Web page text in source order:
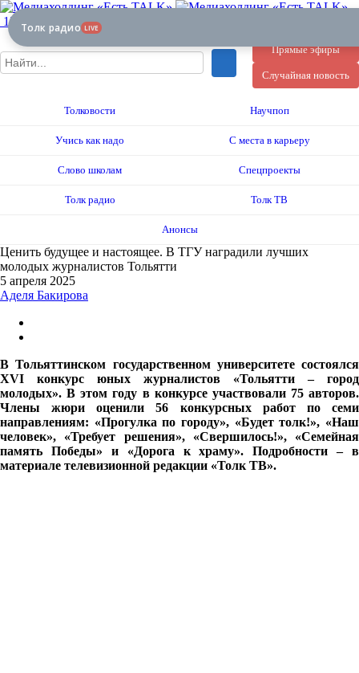
12+
Прямые эфиры
Случайная новость
Толковости Научпоп
Учись как надо С места в карьеру
Слово школам Спецпроекты
Толк радио Толк ТВ
Анонсы
Ценить будущее и настоящее. В ТГУ наградили лучших
молодых журналистов Тольятти
5 апреля 2025
Аделя Бакирова
В Тольяттинском государственном университете состоялся
XVI конкурс юных журналистов «Тольятти – город
молодых». В этом году в конкурсе участвовали 75 авторов.
Члены жюри оценили 56 конкурсных работ по семи
направлениям: «Прогулка по городу», «Будет толк!», «Наш
человек», «Требует решения», «Свершилось!», «Семейная
память Победы» и «Дорога к храму». Подробности – в
материале телевизионной редакции «Толк ТВ».
Толк радио LIVE